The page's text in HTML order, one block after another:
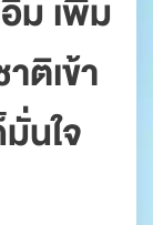
ม เพิ่ม
ติเข้า
นใจ